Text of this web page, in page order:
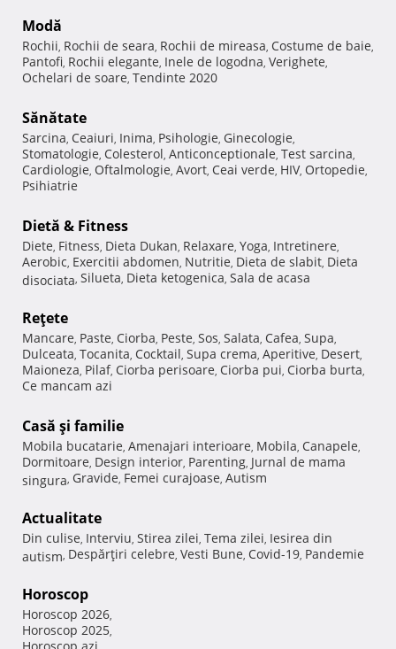
Modă
Rochii, Rochii de seara, Rochii de mireasa, Costume de baie,
Pantofi, Rochii elegante, Inele de logodna, Verighete,
Ochelari de soare, Tendinte 2020
Sănătate
Sarcina, Ceaiuri, Inima, Psihologie, Ginecologie,
Stomatologie, Colesterol, Anticonceptionale, Test sarcina,
Cardiologie, Oftalmologie, Avort, Ceai verde, HIV, Ortopedie,
Psihiatrie
Dietă & Fitness
Diete, Fitness, Dieta Dukan, Relaxare, Yoga, Intretinere,
Aerobic, Exercitii abdomen, Nutritie, Dieta de slabit, Dieta
disociata, Silueta, Dieta ketogenica, Sala de acasa
Reţete
Mancare, Paste, Ciorba, Peste, Sos, Salata, Cafea, Supa,
Dulceata, Tocanita, Cocktail, Supa crema, Aperitive, Desert,
Maioneza, Pilaf, Ciorba perisoare, Ciorba pui, Ciorba burta,
Ce mancam azi
Casă şi familie
Mobila bucatarie, Amenajari interioare, Mobila, Canapele,
Dormitoare, Design interior, Parenting, Jurnal de mama
singura, Gravide, Femei curajoase, Autism
Actualitate
Din culise, Interviu, Stirea zilei, Tema zilei, Iesirea din
autism, Despărţiri celebre, Vesti Bune, Covid-19, Pandemie
Horoscop
Horoscop 2026,
Horoscop 2025,